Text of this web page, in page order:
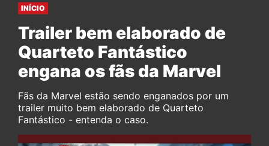
INÍCIO
Trailer bem elaborado de
Quarteto Fantástico
engana os fãs da Marvel
Fãs da Marvel estão sendo enganados por um
trailer muito bem elaborado de Quarteto
Fantástico - entenda o caso.